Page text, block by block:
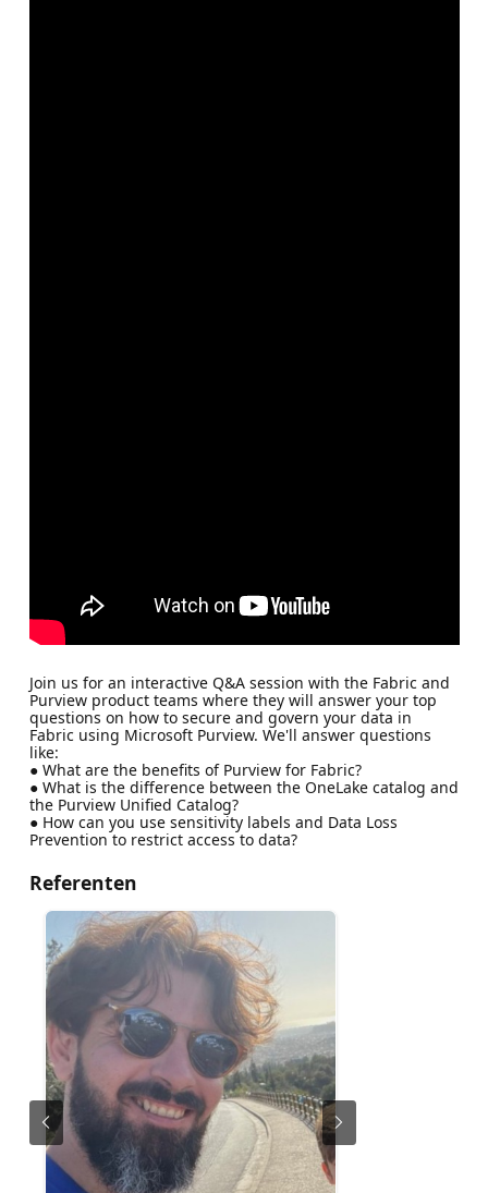
Join us for an interactive Q&A session with the Fabric and
Purview product teams where they will answer your top
questions on how to secure and govern your data in
Fabric using Microsoft Purview. We'll answer questions
like:
● What are the benefits of Purview for Fabric?
● What is the difference between the OneLake catalog and
the Purview Unified Catalog?
● How can you use sensitivity labels and Data Loss
Prevention to restrict access to data?
Referenten